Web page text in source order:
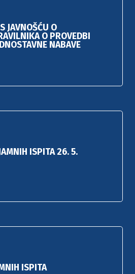
JAVNOŠĆU O
O PROVEDBI
NABAVE
ISPITA 26. 5.
ISPITA